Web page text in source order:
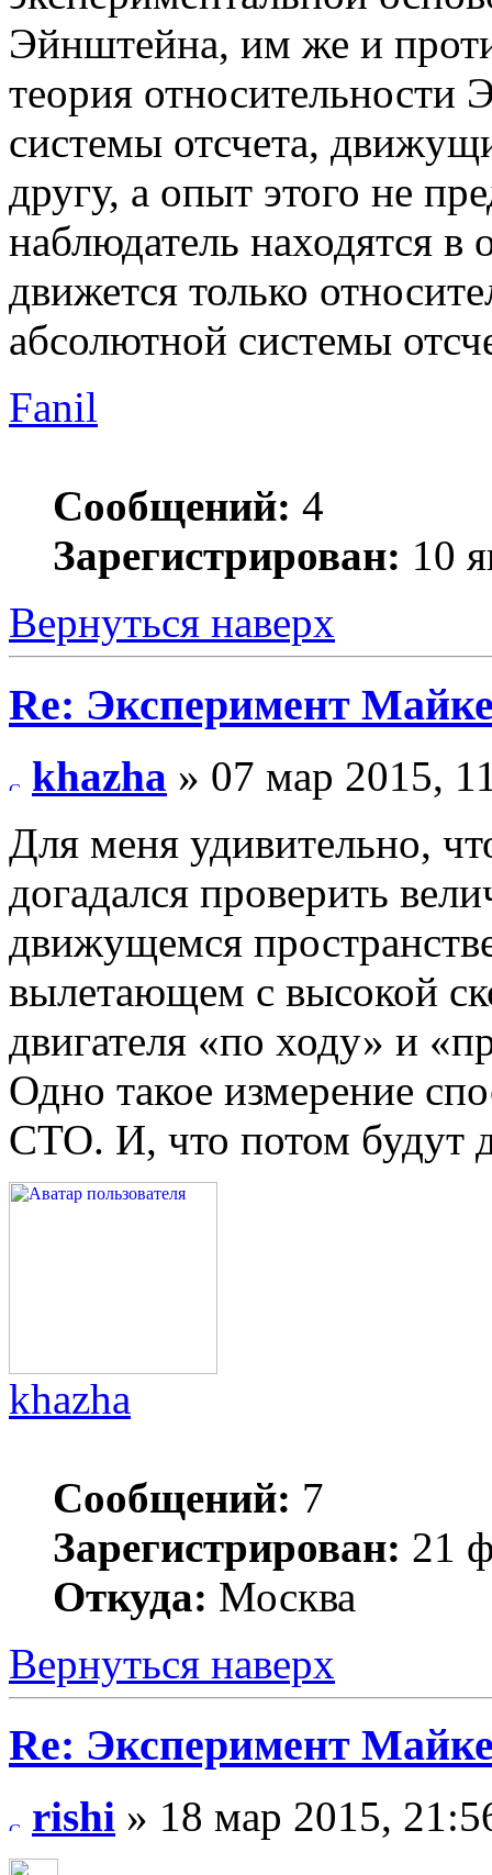
Эйнштейна, им же и
теория относительности
системы отсчета,
другу, а опыт этого не
наблюдатель находятся в
движется только
абсолютной системы
Fanil
Сообщений: 4
Зарегистрирован: 10
Вернуться наверх
Re: Эксперимент
khazha » 07 мар 2015,
Для меня удивительно,
догадался проверить
движущемся
вылетающем с высокой
двигателя «по ходу» и
Одно такое измерение
СТО. И, что потом будут
khazha
Сообщений: 7
Зарегистрирован: 21
Откуда: Москва
Вернуться наверх
Re: Эксперимент
rishi » 18 мар 2015,